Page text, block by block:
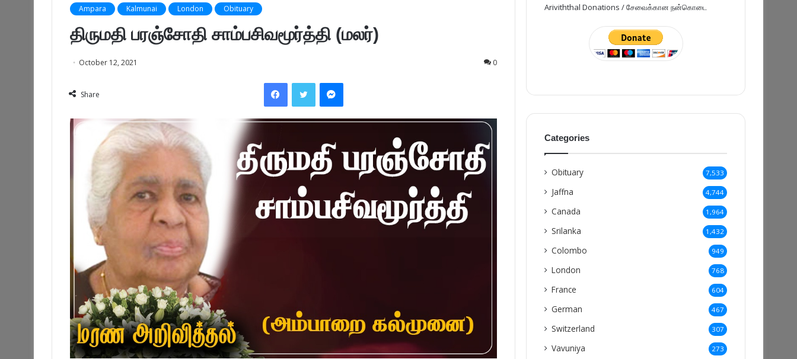
Ampara Kalmunai London Obituary
திருமதி பரஞ்சோதி சாம்பசிவமூர்த்தி (மலர்)
October 12, 2021 0
Share
FacebookTwitter Messenger
Ariviththal Donations / சேவைக்கான நன்கொடை
Categories
Obituary 7,533
Jaffna 4,744
Canada 1,964
Srilanka 1,432
Colombo 949
London 768
France 604
German 467
Switzerland 307
Vavuniya 273